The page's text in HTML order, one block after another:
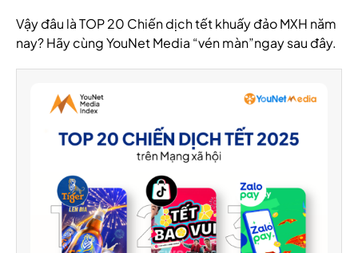
Vậy đâu là TOP 20 Chiến dịch tết khuấy đảo MXH năm
nay? Hãy cùng YouNet Media “vén màn”ngay sau đây.